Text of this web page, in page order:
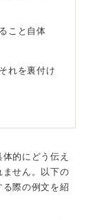
こと自体
れを裏付け
り深く考え
接の場では
しまいま
的にどう伝え
ません。以下の
際の例文を紹